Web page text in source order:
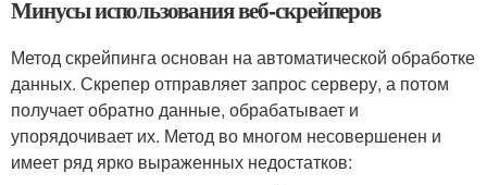
Минусы использования веб-скрейперов
Метод скрейпинга основан на автоматической обработке
данных. Скрепер отправляет запрос серверу, а потом
получает обратно данные, обрабатывает и
упорядочивает их. Метод во многом несовершенен и
имеет ряд ярко выраженных недостатков: